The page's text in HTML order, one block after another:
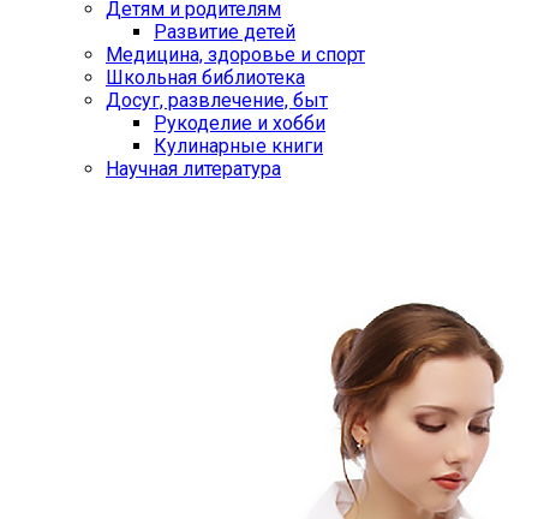
Детям и родителям
Развитие детей
Медицина, здоровье и спорт
Школьная библиотека
Досуг, развлечение, быт
Рукоделие и хобби
Кулинарные книги
Научная литература